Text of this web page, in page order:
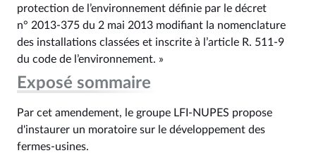
protection de l’environnement définie par le décret
n° 2013‑375 du 2 mai 2013 modifiant la nomenclature
des installations classées et inscrite à l’article R. 511‑9
du code de l’environnement. »
Exposé sommaire
Par cet amendement, le groupe LFI-NUPES propose
d'instaurer un moratoire sur le développement des
fermes-usines.